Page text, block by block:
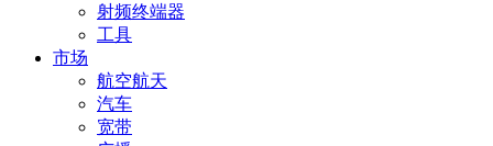
射频终端器
工具
市场
航空航天
汽车
宽带